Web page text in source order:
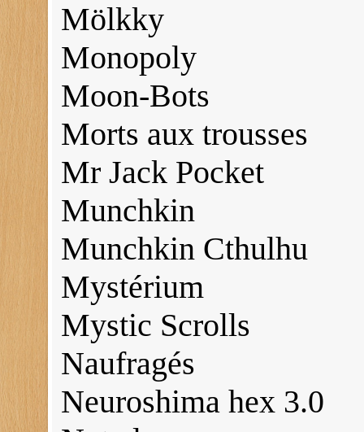
Mölkky
Monopoly
Moon-Bots
Morts aux trousses
Mr Jack Pocket
Munchkin
Munchkin Cthulhu
Mystérium
Mystic Scrolls
Naufragés
Neuroshima hex 3.0